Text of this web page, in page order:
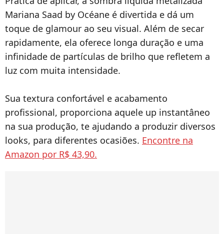
Mariana Saad by Océane é divertida e dá um
toque de glamour ao seu visual. Além de secar
rapidamente, ela oferece longa duração e uma
infinidade de partículas de brilho que refletem a
luz com muita intensidade.
Sua textura confortável e acabamento
profissional, proporciona aquele up instantâneo
na sua produção, te ajudando a produzir diversos
looks, para diferentes ocasiões. Encontre na
Amazon por R$ 43,90.